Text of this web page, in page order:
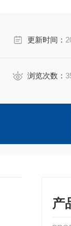
更新时间：
浏览次数：
产